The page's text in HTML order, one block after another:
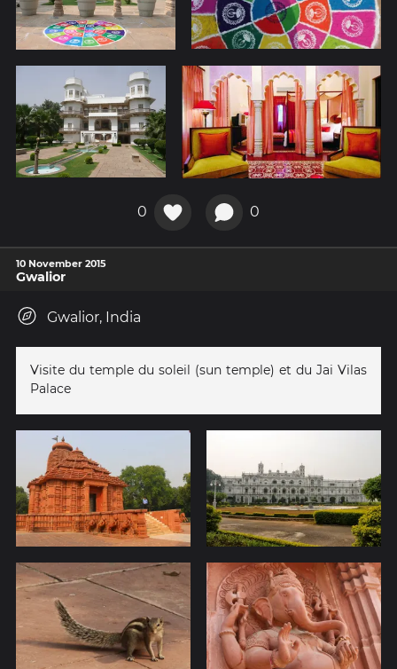
0 0
10 November 2015
Gwalior
Gwalior, India
Visite du temple du soleil (sun temple) et du Jai Vilas
Palace